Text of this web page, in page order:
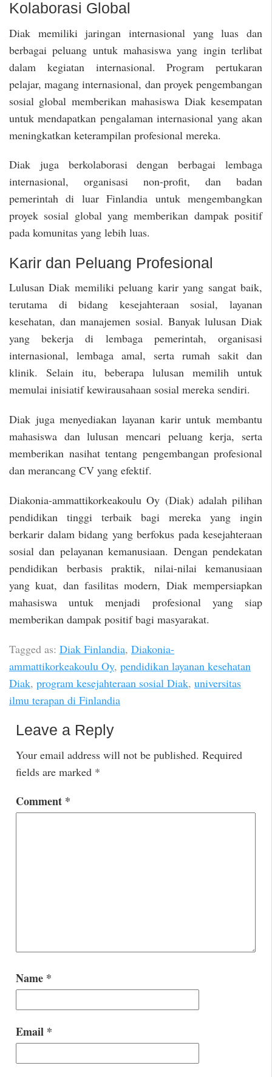
Kolaborasi Global
Diak memiliki jaringan internasional yang luas dan
berbagai peluang untuk mahasiswa yang ingin terlibat
dalam kegiatan internasional. Program pertukaran
pelajar, magang internasional, dan proyek pengembangan
sosial global memberikan mahasiswa Diak kesempatan
untuk mendapatkan pengalaman internasional yang akan
meningkatkan keterampilan profesional mereka.
Diak juga berkolaborasi dengan berbagai lembaga
internasional, organisasi non-profit, dan badan
pemerintah di luar Finlandia untuk mengembangkan
proyek sosial global yang memberikan dampak positif
pada komunitas yang lebih luas.
Karir dan Peluang Profesional
Lulusan Diak memiliki peluang karir yang sangat baik,
terutama di bidang kesejahteraan sosial, layanan
kesehatan, dan manajemen sosial. Banyak lulusan Diak
yang bekerja di lembaga pemerintah, organisasi
internasional, lembaga amal, serta rumah sakit dan
klinik. Selain itu, beberapa lulusan memilih untuk
memulai inisiatif kewirausahaan sosial mereka sendiri.
Diak juga menyediakan layanan karir untuk membantu
mahasiswa dan lulusan mencari peluang kerja, serta
memberikan nasihat tentang pengembangan profesional
dan merancang CV yang efektif.
Diakonia-ammattikorkeakoulu Oy (Diak) adalah pilihan
pendidikan tinggi terbaik bagi mereka yang ingin
berkarir dalam bidang yang berfokus pada kesejahteraan
sosial dan pelayanan kemanusiaan. Dengan pendekatan
pendidikan berbasis praktik, nilai-nilai kemanusiaan
yang kuat, dan fasilitas modern, Diak mempersiapkan
mahasiswa untuk menjadi profesional yang siap
memberikan dampak positif bagi masyarakat.
Tagged as: Diak Finlandia, Diakonia-
ammattikorkeakoulu Oy, pendidikan layanan kesehatan
Diak, program kesejahteraan sosial Diak, universitas
ilmu terapan di Finlandia
Leave a Reply
Your email address will not be published. Required
fields are marked *
Comment *
Name *
Email *